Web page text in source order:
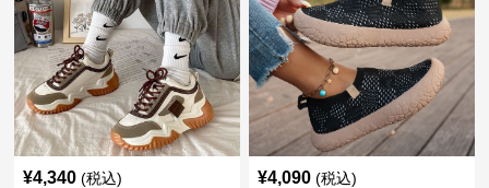
¥4,340 (税込) ¥4,090 (税込)